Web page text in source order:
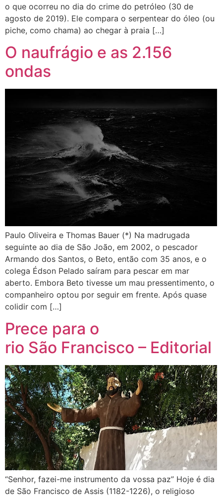
o que ocorreu no dia do crime do petróleo (30 de
agosto de 2019). Ele compara o serpentear do óleo (ou
piche, como chama) ao chegar à praia […]
O naufrágio e as 2.156
ondas
Paulo Oliveira e Thomas Bauer (*) Na madrugada
seguinte ao dia de São João, em 2002, o pescador
Armando dos Santos, o Beto, então com 35 anos, e o
colega Édson Pelado saíram para pescar em mar
aberto. Embora Beto tivesse um mau pressentimento, o
companheiro optou por seguir em frente. Após quase
colidir com […]
Prece para o
rio São Francisco – Editorial
“Senhor, fazei-me instrumento da vossa paz” Hoje é dia
de São Francisco de Assis (1182-1226), o religioso